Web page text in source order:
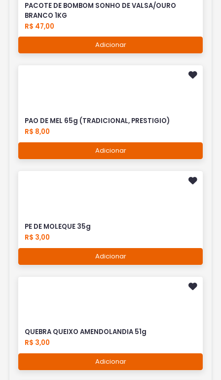
PACOTE DE BOMBOM SONHO DE VALSA/OURO
BRANCO 1KG
R$ 47,00
Adicionar
PAO DE MEL 65g (TRADICIONAL, PRESTIGIO)
R$ 8,00
Adicionar
PE DE MOLEQUE 35g
R$ 3,00
Adicionar
QUEBRA QUEIXO AMENDOLANDIA 51g
R$ 3,00
Adicionar